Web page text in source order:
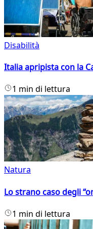
Disabilità
Italia apripista con la
1 min di lettura
Natura
Lo strano caso degli
1 min di lettura